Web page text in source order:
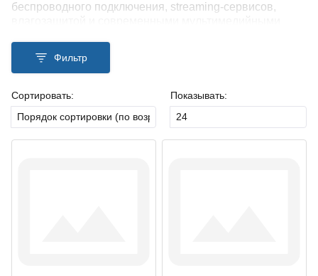
беспроводного подключения, streaming-сервисов,
Фильтр
Сортировать: Показывать: